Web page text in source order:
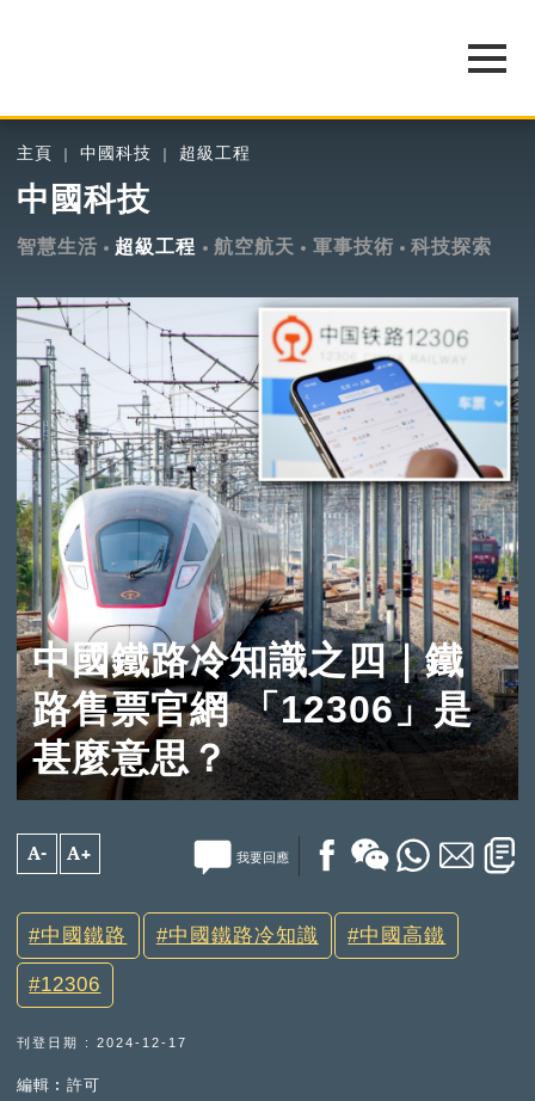
主頁 中國科技 超級工程
中國科技
智慧生活 超級工程 航空航天 軍事技術 科技探索
中國鐵路冷知識之四｜鐵
路售票官網 「12306」是
甚麼意思？
A- A+ 我要回應
中國鐵路 中國鐵路冷知識 中國高鐵
12306
刊登日期 : 2024-12-17
編輯︰許可